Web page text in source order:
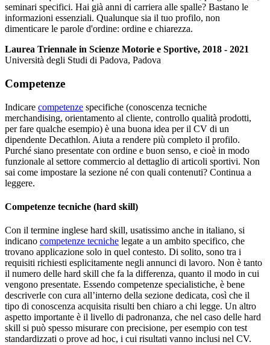
seminari specifici. Hai già anni di carriera alle spalle? Bastano le
informazioni essenziali. Qualunque sia il tuo profilo, non
dimenticare le parole d'ordine: ordine e chiarezza.
Laurea Triennale in Scienze Motorie e Sportive, 2018 - 2021
Università degli Studi di Padova, Padova
Competenze
Indicare competenze specifiche (conoscenza tecniche
merchandising, orientamento al cliente, controllo qualità prodotti,
per fare qualche esempio) è una buona idea per il CV di un
dipendente Decathlon. Aiuta a rendere più completo il profilo.
Purché siano presentate con ordine e buon senso, e cioè in modo
funzionale al settore commercio al dettaglio di articoli sportivi. Non
sai come impostare la sezione né con quali contenuti? Continua a
leggere.
Competenze tecniche (hard skill)
Con il termine inglese hard skill, usatissimo anche in italiano, si
indicano competenze tecniche legate a un ambito specifico, che
trovano applicazione solo in quel contesto. Di solito, sono tra i
requisiti richiesti esplicitamente negli annunci di lavoro. Non è tanto
il numero delle hard skill che fa la differenza, quanto il modo in cui
vengono presentate. Essendo competenze specialistiche, è bene
descriverle con cura all’interno della sezione dedicata, così che il
tipo di conoscenza acquisita risulti ben chiaro a chi legge. Un altro
aspetto importante è il livello di padronanza, che nel caso delle hard
skill si può spesso misurare con precisione, per esempio con test
standardizzati o prove ad hoc, i cui risultati vanno inclusi nel CV.